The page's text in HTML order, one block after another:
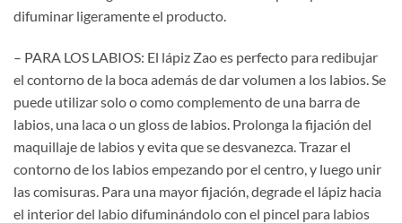
difuminar ligeramente el producto.
– PARA LOS LABIOS: El lápiz Zao es perfecto para redibujar
el contorno de la boca además de dar volumen a los labios. Se
puede utilizar solo o como complemento de una barra de
labios, una laca o un gloss de labios. Prolonga la fijación del
maquillaje de labios y evita que se desvanezca. Trazar el
contorno de los labios empezando por el centro, y luego unir
las comisuras. Para una mayor fijación, degrade el lápiz hacia
el interior del labio difuminándolo con el pincel para labios